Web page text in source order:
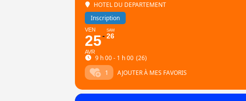
HOTEL DU DEPARTEMENT
Inscription
VEN
25
AVR
SAM
26
9 h 00 - 1 h 00 (26)
1
AJOUTER À MES FAVORIS